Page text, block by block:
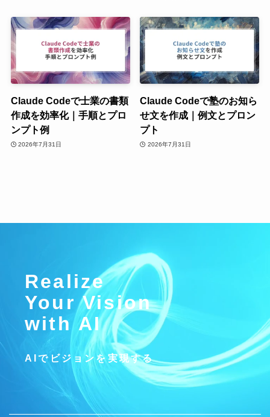
Claude Codeで士業の書類
作成を効率化｜手順とプロ
ンプト例
2026年7月31日
Claude Codeで塾のお知ら
せ文を作成｜例文とプロン
プト
2026年7月31日
Realize
Your Vision
with AI
AIでビジョンを実現する